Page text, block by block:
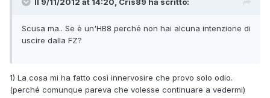
Il 9/11/2012 at 14:20, Cris89 ha scritto:
Scusa ma.. Se è un'HB8 perché non hai alcuna intenzione di
uscire dalla FZ?
1) La cosa mi ha fatto così innervosire che provo solo odio.
(perché comunque pareva che volesse continuare a vedermi)